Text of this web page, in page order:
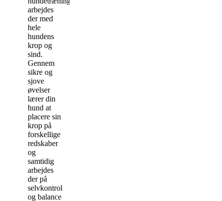
arbejdes
der med
hele
hundens
krop og
sind.
Gennem
sikre og
sjove
øvelser
lærer din
hund at
placere sin
krop på
forskellige
redskaber
og
samtidig
arbejdes
der på
selvkontrol
og balance